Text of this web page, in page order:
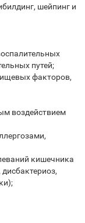
шейпинг и
путей;
факторов,
воздействием
кишечника